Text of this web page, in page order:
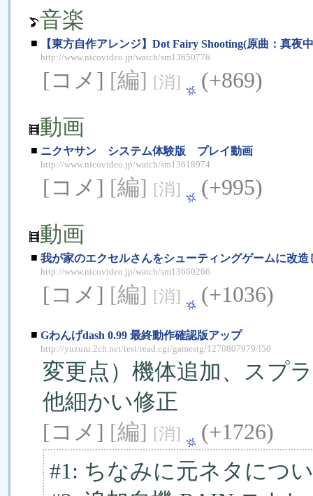
音楽
■ 【東方自作アレンジ】Dot Fairy Shooting(原曲：真夜
http://www.nicovideo.jp/watch/sm13650776
[コメ] [編] [消]
(+869)
動画
■ ニクヤサン システム体験版 プレイ動画
http://www.nicovideo.jp/watch/sm13618974
[コメ] [編] [消]
(+995)
動画
■ 我が家のエクセルさんをシューティングゲームに改造
http://www.nicovideo.jp/watch/sm13660266
[コメ] [編] [消] (+1036)
■ Gわんげdash 0.99 最終動作確認版アップ
http://yuzuru.2ch.net/test/read.cgi/gamestg/1270807979/l50
変更点）機体追加、スプ
他細かい修正
[コメ] [編] [消]
(+1726)
#1: ちなみに元ネタにつ